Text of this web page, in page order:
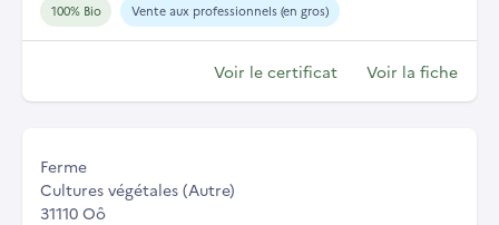
100% Bio Vente aux professionnels (en gros)
Voir le certificat Voir la fiche
Ferme
Cultures végétales (Autre)
31110 Oô